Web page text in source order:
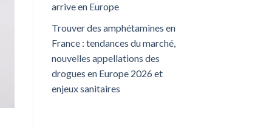
arrive en Europe
Trouver des amphétamines en
France : tendances du marché,
nouvelles appellations des
drogues en Europe 2026 et
enjeux sanitaires